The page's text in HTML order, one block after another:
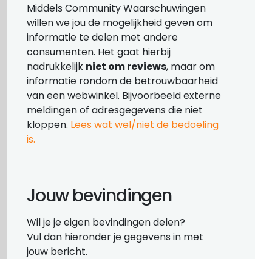
Middels Community Waarschuwingen
willen we jou de mogelijkheid geven om
informatie te delen met andere
consumenten. Het gaat hierbij
nadrukkelijk niet om reviews, maar om
informatie rondom de betrouwbaarheid
van een webwinkel. Bijvoorbeeld externe
meldingen of adresgegevens die niet
kloppen. Lees wat wel/niet de bedoeling
is.
Jouw bevindingen
Wil je je eigen bevindingen delen?
Vul dan hieronder je gegevens in met
jouw bericht.